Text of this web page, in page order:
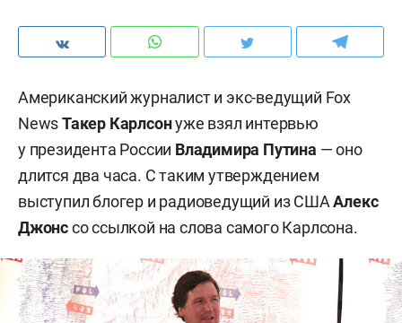
Американский журналист и экс-ведущий Fox
NewsТакер Карлсонуже взял интервью
у президента России Владимира Путина — оно
длится два часа. С таким утверждением
выступил блогер и радиоведущий из СШААлекс
Джонссо ссылкой на слова самого Карлсона.